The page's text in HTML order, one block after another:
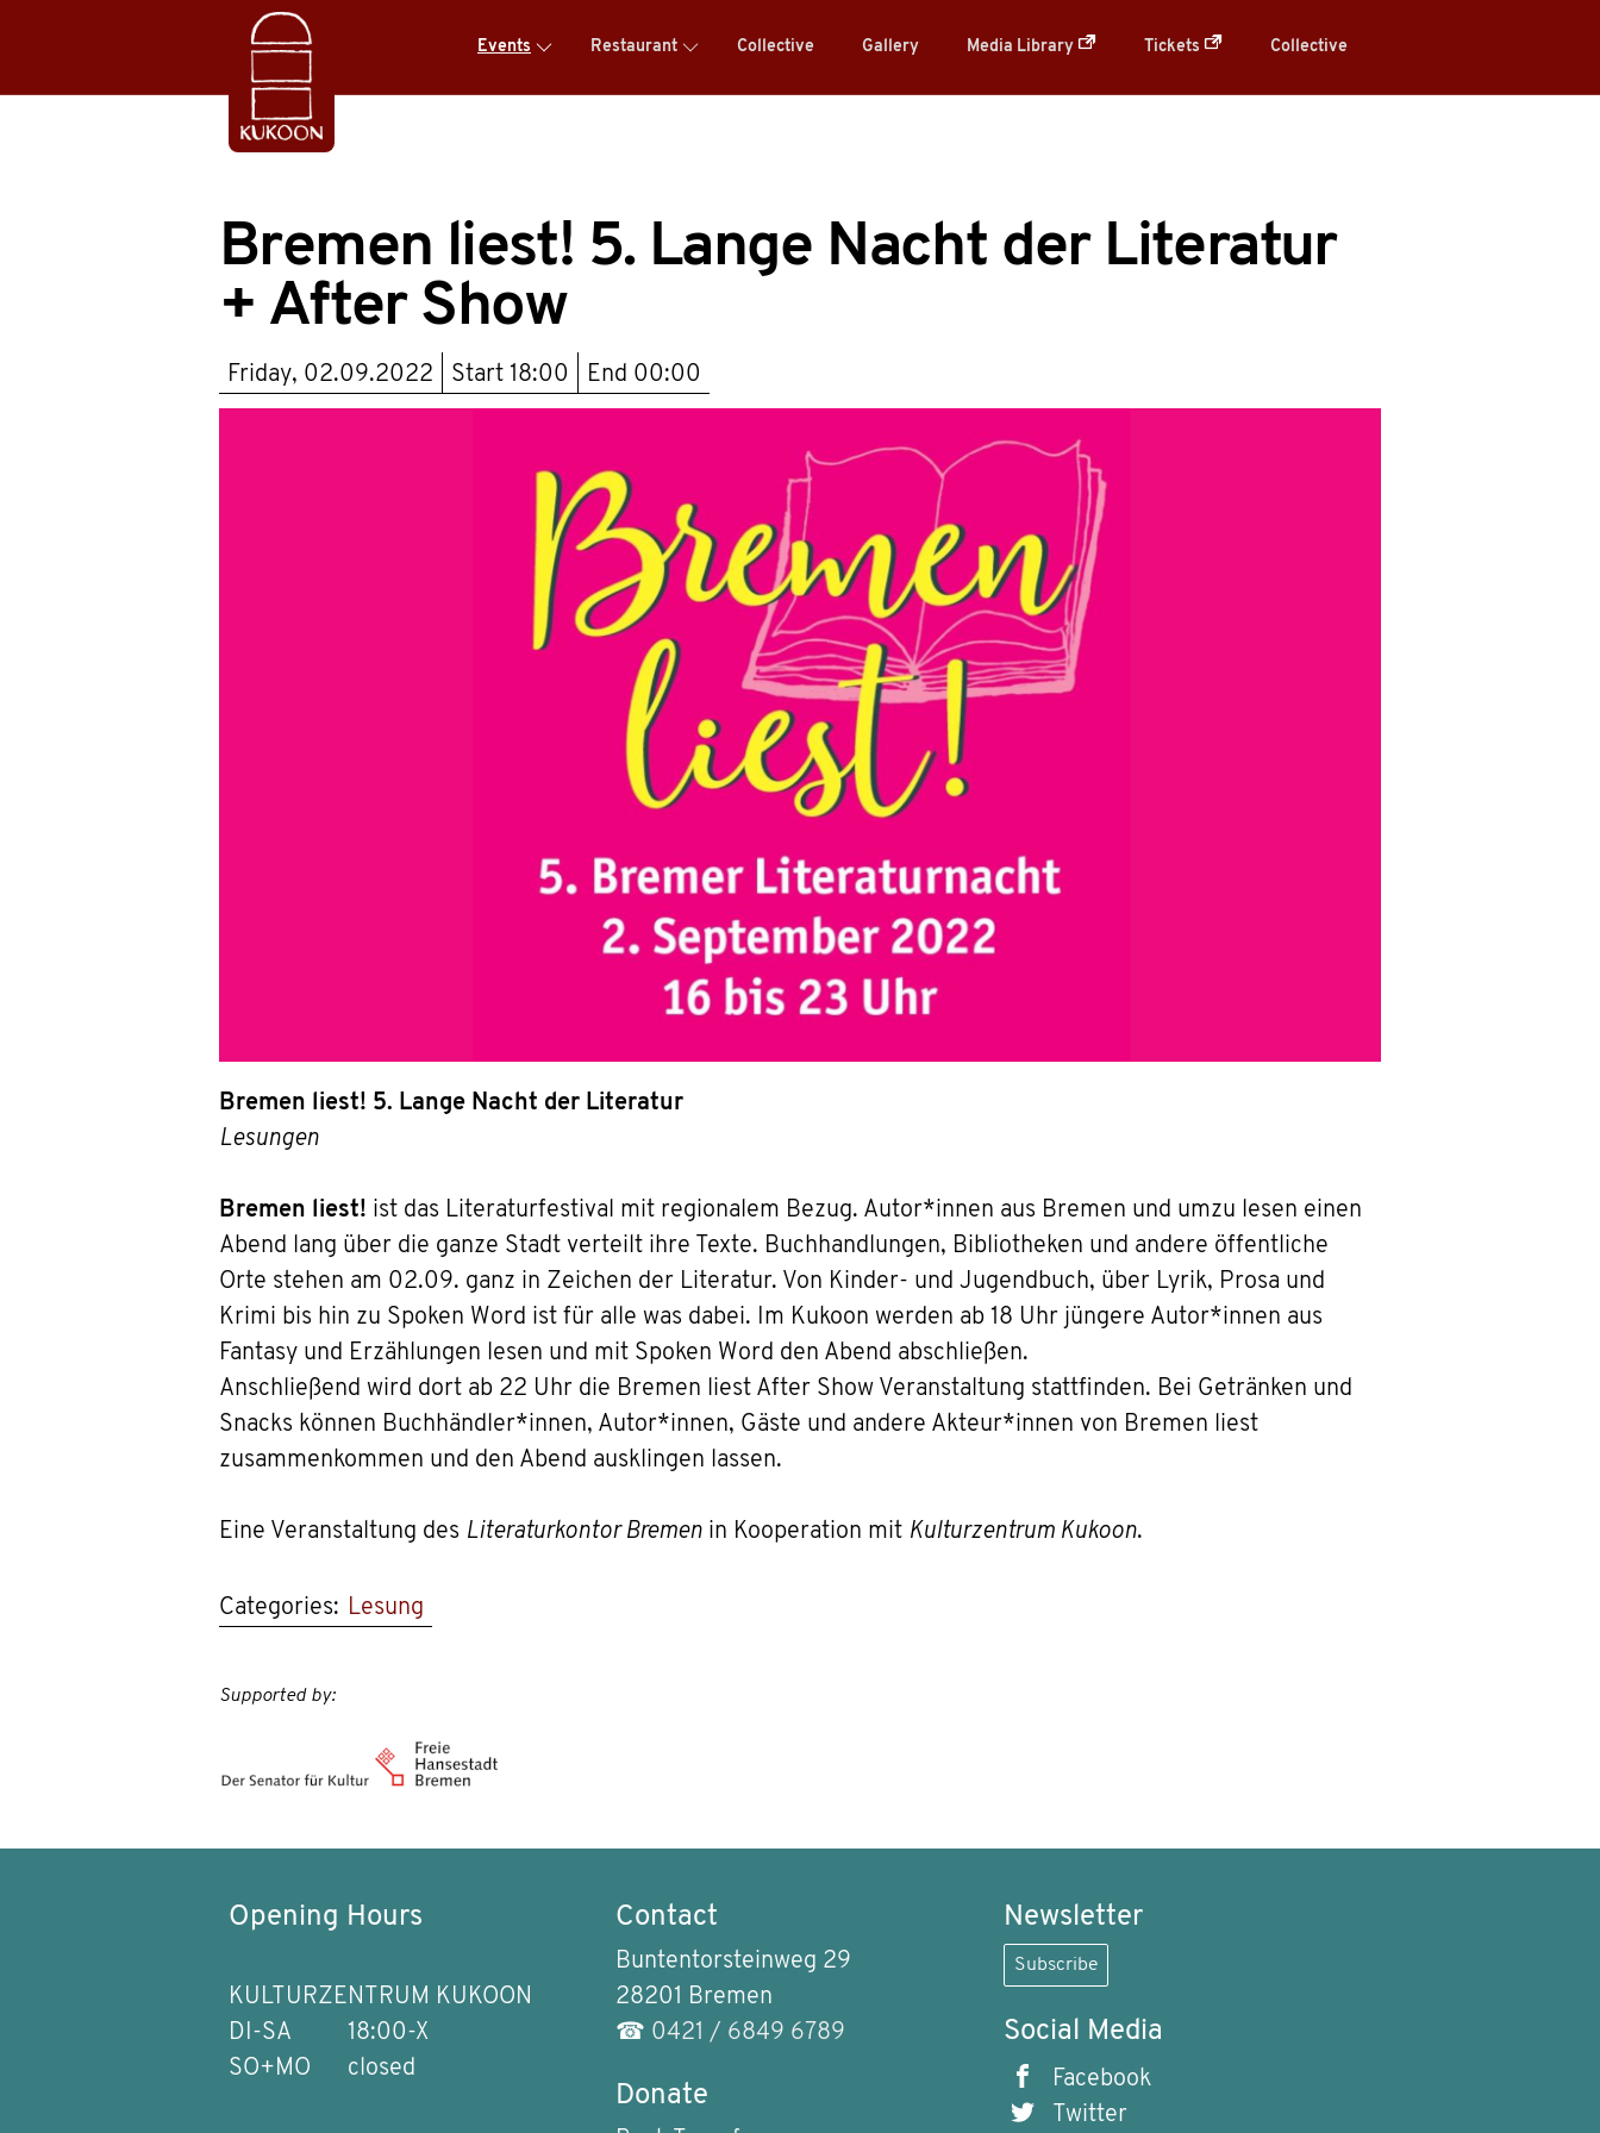
Events Restaurant Collective Gallery Media Library Tickets Collective
Bremen liest! 5. Lange Nacht der Literatur
+ After Show
Friday, 02.09.2022 Start 18:00 End 00:00
Bremen liest! 5. Lange Nacht der Literatur
Lesungen
Bremen liest! ist das Literaturfestival mit regionalem Bezug. Autor*innen aus Bremen und umzu lesen einen
Abend lang über die ganze Stadt verteilt ihre Texte. Buchhandlungen, Bibliotheken und andere öffentliche
Orte stehen am 02.09. ganz in Zeichen der Literatur. Von Kinder- und Jugendbuch, über Lyrik, Prosa und
Krimi bis hin zu Spoken Word ist für alle was dabei. Im Kukoon werden ab 18 Uhr jüngere Autor*innen aus
Fantasy und Erzählungen lesen und mit Spoken Word den Abend abschließen.
Anschließend wird dort ab 22 Uhr die Bremen liest After Show Veranstaltung stattfinden. Bei Getränken und
Snacks können Buchhändler*innen, Autor*innen, Gäste und andere Akteur*innen von Bremen liest
zusammenkommen und den Abend ausklingen lassen.
Eine Veranstaltung des Literaturkontor Bremen in Kooperation mit Kulturzentrum Kukoon.
Categories: Lesung
Supported by:
Opening Hours
KULTURZENTRUM KUKOON
DI-SA
18:00-X
SO+MO
closed
Contact
Buntentorsteinweg 29
28201 Bremen
☎ 0421 / 6849 6789
Donate
Newsletter
Subscribe
Social Media
Facebook
Twitter